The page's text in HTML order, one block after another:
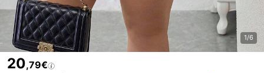
1/6
20,79€